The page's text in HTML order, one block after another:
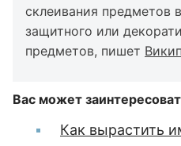
склеивания предметов
защитного или
предметов, пишет
Вас может
Как вырастить